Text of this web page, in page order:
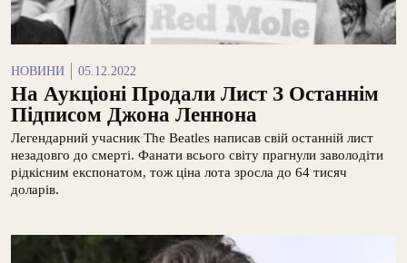
НОВИНИ 05.12.2022
На Аукціоні Продали Лист З Останнім
Підписом Джона Леннона
Легендарний учасник The Beatles написав свій останній лист
незадовго до смерті. Фанати всього світу прагнули заволодіти
рідкісним експонатом, тож ціна лота зросла до 64 тисяч
доларів.